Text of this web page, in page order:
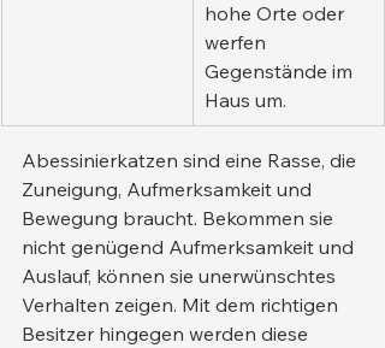
hohe Orte oder
werfen
Gegenstände im
Haus um.
Abessinierkatzen sind eine Rasse, die
Zuneigung, Aufmerksamkeit und
Bewegung braucht. Bekommen sie
nicht genügend Aufmerksamkeit und
Auslauf, können sie unerwünschtes
Verhalten zeigen. Mit dem richtigen
Besitzer hingegen werden diese